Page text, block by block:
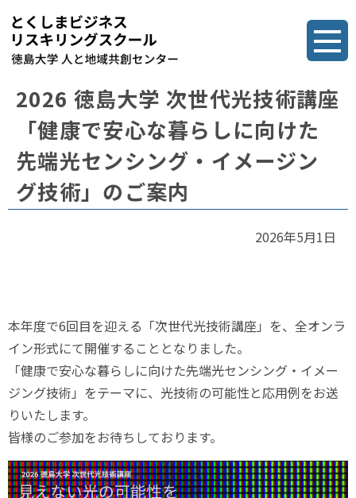
2026 徳島大学 次世代光技術講座
「健康で安心な暮らしに向けた
先端光センシング・イメージン
グ技術」のご案内
2026年5月1日
本年度で6回目を迎える「次世代光技術講座」を、全オンラ
イン形式にて開催することとなりました。
「健康で安心な暮らしに向けた先端光センシング・イメー
ジング技術」をテーマに、光技術の可能性と応用例をお送
りいたします。
皆様のご参加をお待ちしております。